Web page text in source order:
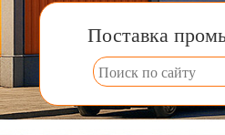
Поставка